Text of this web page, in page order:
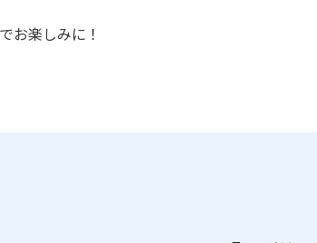
お楽しみに！